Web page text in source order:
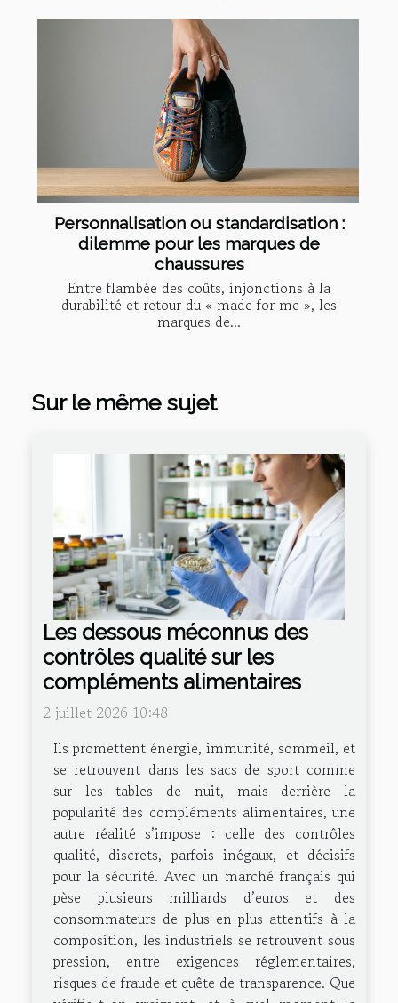
Personnalisation ou standardisation :
dilemme pour les marques de
chaussures
Entre flambée des coûts, injonctions à la
durabilité et retour du « made for me », les
marques de...
Sur le même sujet
Les dessous méconnus des
contrôles qualité sur les
compléments alimentaires
2 juillet 2026 10:48
Ils promettent énergie, immunité, sommeil, et
se retrouvent dans les sacs de sport comme
sur les tables de nuit, mais derrière la
popularité des compléments alimentaires, une
autre réalité s’impose : celle des contrôles
qualité, discrets, parfois inégaux, et décisifs
pour la sécurité. Avec un marché français qui
pèse plusieurs milliards d’euros et des
consommateurs de plus en plus attentifs à la
composition, les industriels se retrouvent sous
pression, entre exigences réglementaires,
risques de fraude et quête de transparence. Que